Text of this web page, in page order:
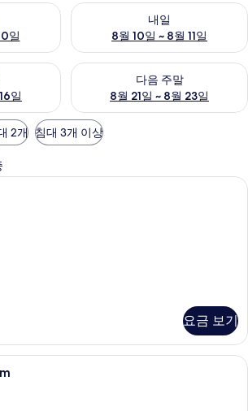
일
확인, 8월 9일 ~ 8월 10일
내일
8월 10일 ~ 8월 11일
내일 예약 가능 여부 확인, 8월
일
부 확인, 8월 14일 ~ 8월 16일
다음 주말
8월 21일 ~ 8월 23일
다음 주말 예약 가능 여부 확인
2개 침대 3개 이상
요금 보기